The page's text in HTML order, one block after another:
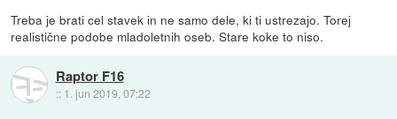
Treba je brati cel stavek in ne samo dele, ki ti ustrezajo. Torej
realistične podobe mladoletnih oseb. Stare koke to niso.
Raptor F16
:: 1. jun 2019, 07:22